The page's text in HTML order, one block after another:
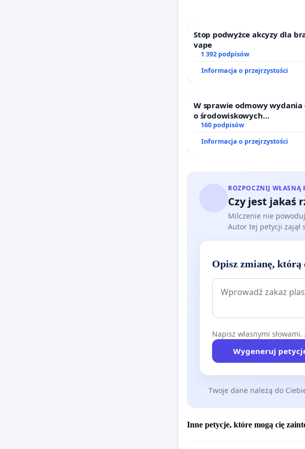
Stop podwyżce akcyzy dla
vape
1 392 podpisów
Informacja o przejrzystości
W sprawie odmowy wydania
o środowiskowych
uwarunkowaniach dla
„Krynki” w Ostrowiu
160 podpisów
Informacja o przejrzystości
ROZPOCZNIJ WŁASNĄ
Czy jest jakaś
Milczenie nie
Autor tej petycji zajął
Opisz zmianę, którą
Napisz własnymi
Wygeneruj
Twoje dane należą do
Inne petycje, które mogą cię